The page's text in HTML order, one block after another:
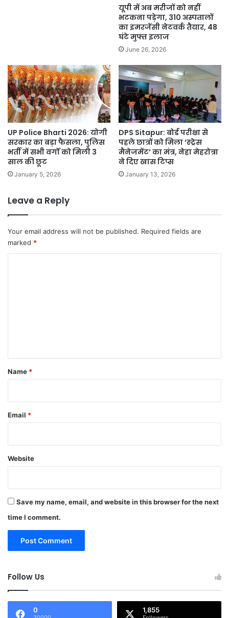
की
यो
ग
,
क
ला
औ
र
खे
लों
में
ज
म
स्ती
यूपी में अब मरीजों को नहीं
भटकना पड़ेगा, 310 अस्पतालों
का इमरजेंसी नेटवर्क तैयार, 48
घंटे मुफ्त इलाज
June 26, 2026
UP Police Bharti 2026: योगी
सरकार का बड़ा फैसला, पुलिस
भर्ती में सभी वर्गों को मिली 3
साल की छूट
January 5, 2026
DPS Sitapur: बोर्ड परीक्षा से
पहले छात्रों को मिला ‘स्ट्रेस
मैनेजमेंट’ का मंत्र, नेहा मेहरोत्रा
ने दिए खास टिप्स
January 13, 2026
Leave a Reply
Your email address will not be published. Required fields are
marked *
*
Name *
Email *
Website
Save my name, email, and website in this browser for the next
time I comment.
Follow Us
0 1,855